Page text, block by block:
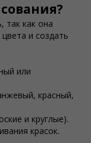
так как она
и создать
или
красный,
и круглые).
красок.